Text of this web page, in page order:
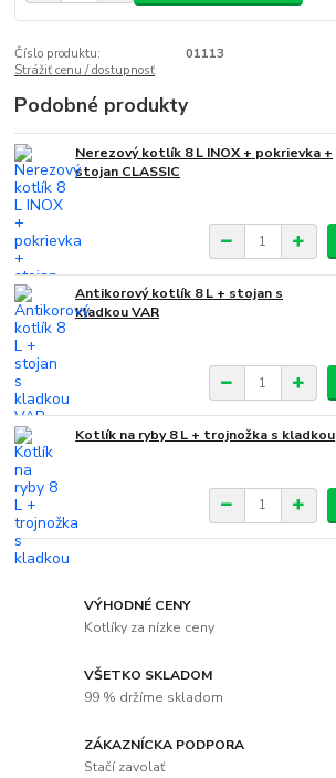
Číslo produktu:
01113
Strážiť cenu / dostupnosť
Podobné produkty
Nerezový kotlík 8 L INOX + pokrievka +
stojan CLASSIC
Antikorový kotlík 8 L + stojan s
kladkou VAR
Kotlík na ryby 8 L + trojnožka s kladkou
VÝHODNÉ CENY
Kotlíky za nízke ceny
VŠETKO SKLADOM
99 % držíme skladom
ZÁKAZNÍCKA PODPORA
Stačí zavolať